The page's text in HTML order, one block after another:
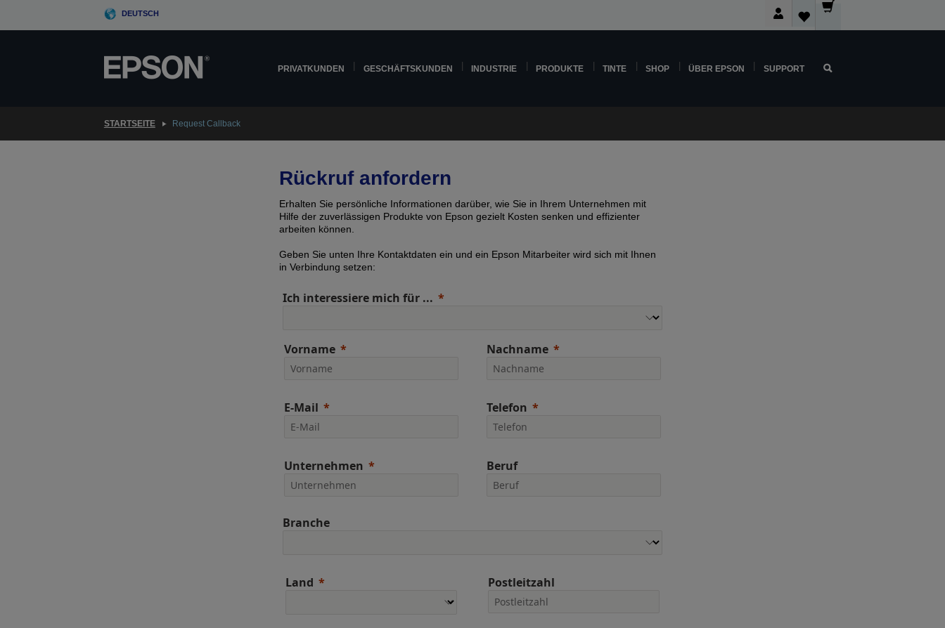
DEUTSCH
PRIVATKUNDEN GESCHÄFTSKUNDEN INDUSTRIE PRODUKTE TINTE SHOP ÜBER EPSON SUPPORT
STARTSEITE Request Callback
Rückruf anfordern
Erhalten Sie persönliche Informationen darüber, wie Sie in Ihrem Unternehmen mit
Hilfe der zuverlässigen Produkte von Epson gezielt Kosten senken und effizienter
arbeiten können.
Geben Sie unten Ihre Kontaktdaten ein und ein Epson Mitarbeiter wird sich mit Ihnen
in Verbindung setzen:
Ich interessiere mich für ...
Vorname Nachname
E-Mail Telefon
Unternehmen Beruf
Branche
Land Postleitzahl